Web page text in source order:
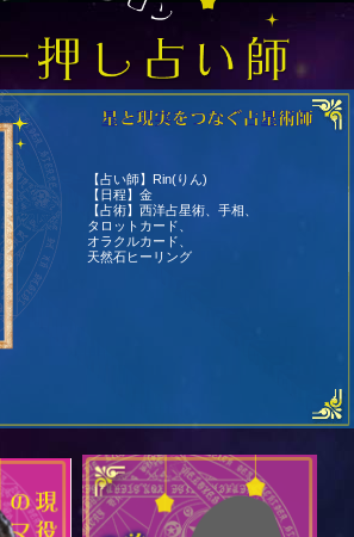
【占い師】Rin(りん)
【日程】金
【占術】西洋占星術、手相、
タロットカード、
オラクルカード、
天然石ヒーリング